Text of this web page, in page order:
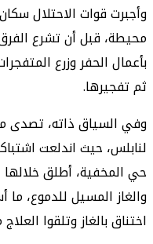
وأجبرت قوات الاحتلال
محيطة، قبل أن تشرع
بأعمال الحفر وزرع
ثم تفجيرها.
وفي السياق ذاته، تصدى
لنابلس، حيث اندلعت
حي المخفية، أطلق
اختناق بالغاز وتلقوا العلاج